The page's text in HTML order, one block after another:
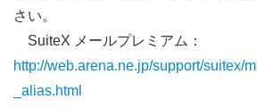
さい。
SuiteX メールプレミアム：
http://web.arena.ne.jp/support/suitex/
_alias.html